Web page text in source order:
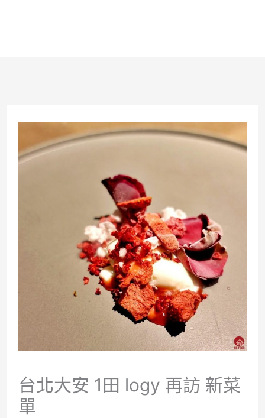
台北大安 1田 logy 再訪 新菜
單